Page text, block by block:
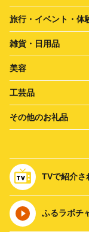
旅行・イベント・体
雑貨・日用品
美容
工芸品
その他のお礼品
TVで紹介さ
ふるラボチ